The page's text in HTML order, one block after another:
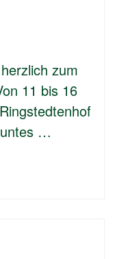
zum
11 bis 16
…